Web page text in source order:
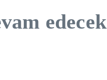
edecek